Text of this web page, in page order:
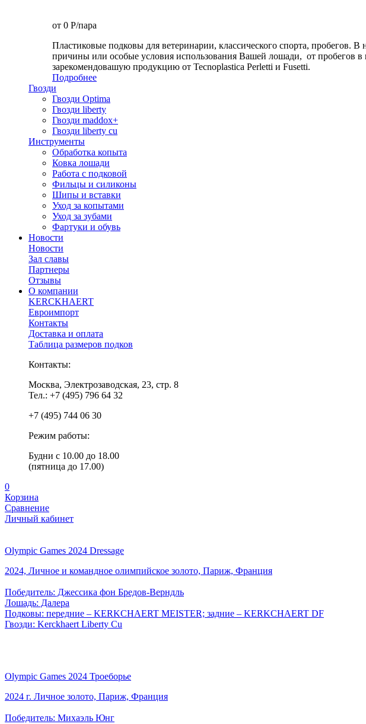
от 0 P/пара
Пластиковые подковы для ветеринарии, классического спорта, пробегов.
причины или особые условия использования Вашей лошади, от пробегов
зарекомендовашую продукцию от Tecnoplastica Perletti и Fusetti.
Подробнее
Гвозди
Гвозди Optima
Гвозди liberty
Гвозди maddox+
Гвозди liberty cu
Инструменты
Обработка копыта
Ковка лошади
Работа с подковой
Фильцы и силиконы
Шипы и вставки
Уход за копытами
Уход за зубами
Фартуки и обувь
Новости
Новости
Зал славы
Партнеры
Отзывы
О компании
KERCKHAERT
Евроимпорт
Контакты
Доставка и оплата
Таблица размеров подков
Контакты:
Москва, Электрозаводская, 23, стр. 8
Тел.: +7 (495) 796 64 32
+7 (495) 744 06 30
Режим работы:
Будни с 10.00 до 18.00
(пятница до 17.00)
0
Корзина
Сравнение
Личный кабинет
Olympic Games 2024 Dressage
2024, Личное и командное олимпийское золото, Париж, Франция
Победитель: Джессика фон Бредов-Верндль
Лошадь: Далера
Подковы: передние – KERKCHAERT MEISTER; задние – KERKCHAERT DF
Гвозди: Kerckhaert Liberty Cu
Olympic Games 2024 Троеборье
2024 г. Личное золото, Париж, Франция
Победитель: Михаэль Юнг